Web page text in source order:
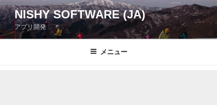
コ
ン
テ
ン
NISHY SOFTWARE (JA)
アプリ開発
メニュー